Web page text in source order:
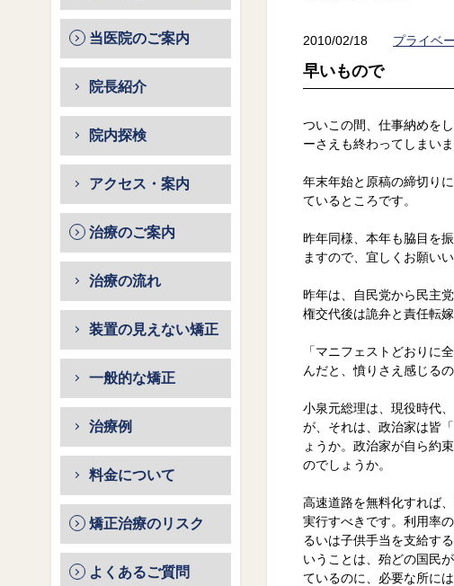
当医院のご案内
院長紹介
院内探検
アクセス・案内
治療のご案内
治療の流れ
装置の見えない矯正
一般的な矯正
治療例
料金について
矯正治療のリスク
よくあるご質問
2010/02/18 プライベ
早いもので
ついこの間、仕事納めを
ーさえも終わってしまいま
年末年始と原稿の締切り
ているところです。
昨年同様、本年も脇目を
ますので、宜しくお願いい
昨年は、自民党から民主
権交代後は詭弁と責任転嫁
「マニフェストどおりに
んだと、憤りさえ感じる
小泉元総理は、現役時代
が、それは、政治家は皆
ょうか。政治家が自ら約
のでしょうか。
高速道路を無料化すれば
実行すべきです。利用率
るいは子供手当を支給す
いうことは、殆どの国民
ているのに、必要な所に